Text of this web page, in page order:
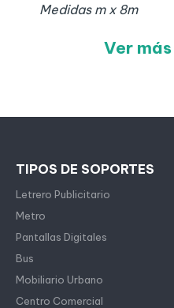
Medidas m x 8m
Ver
TIPOS DE SOPORTES
Letrero Publicitario
Metro
Pantallas Digitales
Bus
Mobiliario Urbano
Centro Comercial